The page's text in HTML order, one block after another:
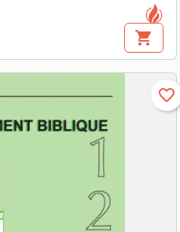
shopping_cart
favorite_border